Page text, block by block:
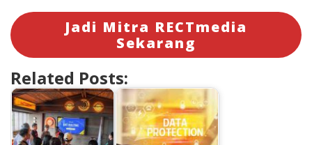
Jadi Mitra RECTmedia
Sekarang
Related Posts: